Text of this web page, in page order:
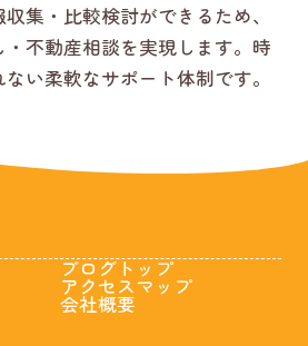
集・比較検討ができるため、
不動産相談を実現します。時
い柔軟なサポート体制です。
ブログトップ
アクセスマップ
会社概要